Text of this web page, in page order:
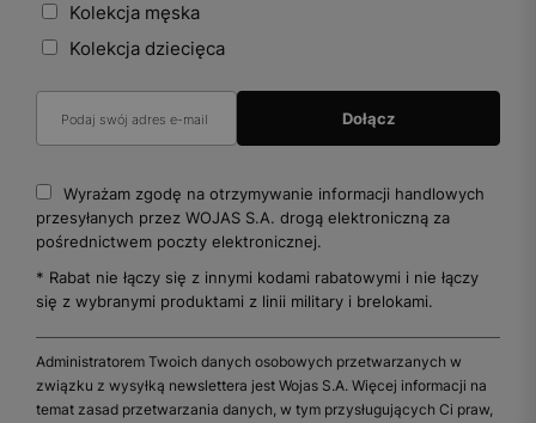
Kolekcja męska
Kolekcja dziecięca
Wyrażam zgodę na otrzymywanie informacji handlowych
przesyłanych przez WOJAS S.A. drogą elektroniczną za
pośrednictwem poczty elektronicznej.
* Rabat nie łączy się z innymi kodami rabatowymi i nie łączy
się z wybranymi produktami z linii military i brelokami.
Administratorem Twoich danych osobowych przetwarzanych w
związku z wysyłką newslettera jest Wojas S.A. Więcej informacji na
temat zasad przetwarzania danych, w tym przysługujących Ci praw,